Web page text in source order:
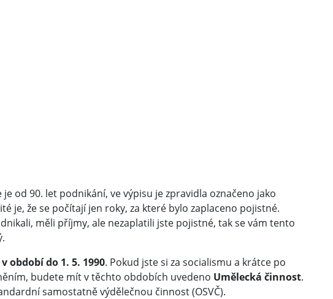
od 90. let podnikání, ve výpisu je zpravidla označeno jako
je, že se počítají jen roky, za které bylo zaplaceno pojistné.
měli příjmy, ale nezaplatili jste pojistné, tak se vám tento
v období do 1. 5. 1990. Pokud jste si za socialismu a krátce po
budete mít v těchto obdobích uvedeno Umělecká činnost.
samostatně výdělečnou činnost (OSVČ).